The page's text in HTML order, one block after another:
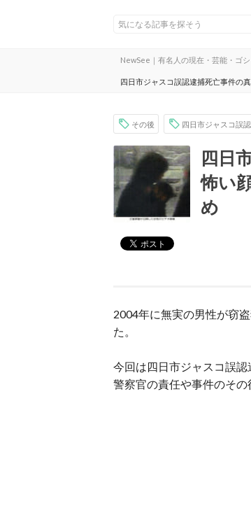
NewSee｜有名人の現在・芸能・ゴ
四日市ジャスコ誤認逮捕死亡事件の
その後 四日市ジャスコ誤
四日
怖い
め
2004年に無実の男性が窃
た。
今回は四日市ジャスコ誤認
警察官の責任や事件のその